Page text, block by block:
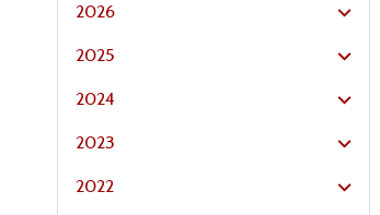
2026
2025
2024
2023
2022